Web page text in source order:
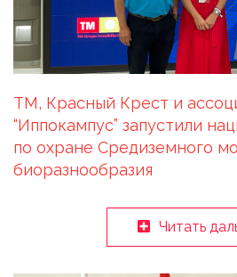
TM, Красный Крест и
“Иппокампус” запустили
по охране Средиземного
биоразнообразия
Читать